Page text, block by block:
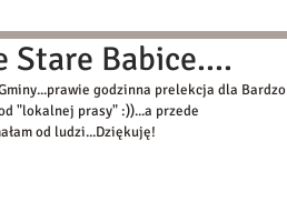
Stare Babice....
godzinna prelekcja dla Bardzo
"lokalnej prasy" :))...a przede
od ludzi...Dziękuję!